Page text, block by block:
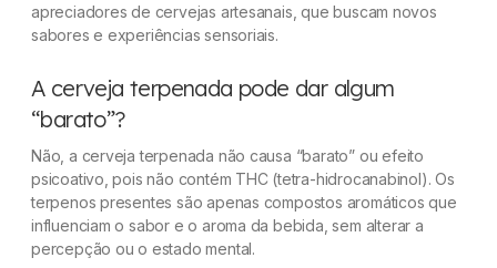
apreciadores de cervejas artesanais, que buscam novos
sabores e experiências sensoriais.
A cerveja terpenada pode dar algum
“barato”?
Não, a cerveja terpenada não causa “barato” ou efeito
psicoativo, pois não contém THC (tetra-hidrocanabinol). Os
terpenos presentes são apenas compostos aromáticos que
influenciam o sabor e o aroma da bebida, sem alterar a
percepção ou o estado mental.